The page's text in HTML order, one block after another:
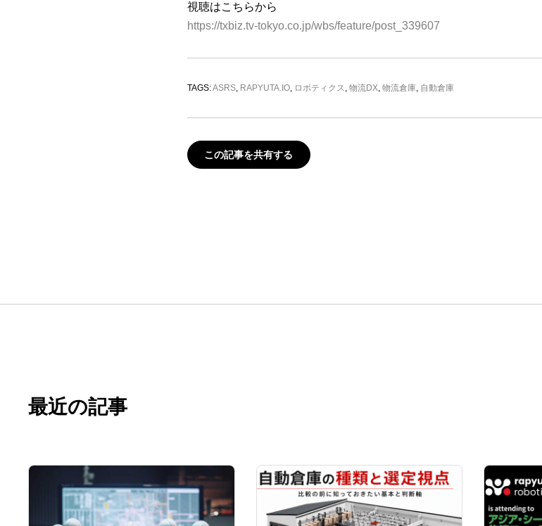
視聴はこちらから
https://txbiz.tv-tokyo.co.jp/wbs/feature/post_339607
TAGS:ASRS, RAPYUTA.IO, ロボティクス, 物流DX, 物流倉庫, 自動倉庫
この記事を共有する
最近の記事